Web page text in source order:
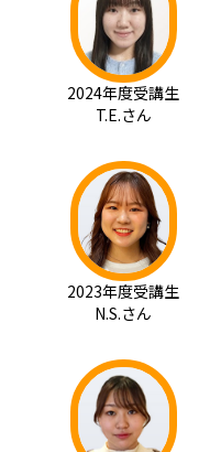
2024年度受講生
T.E.さん
2023年度受講生
N.S.さん